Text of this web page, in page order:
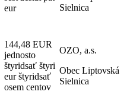
eur
Sielnica
144,48 EUR
jednosto
štyridsať štyri
eur štyridsať
osem centov
OZO, a.s.
Obec Liptovská
Sielnica